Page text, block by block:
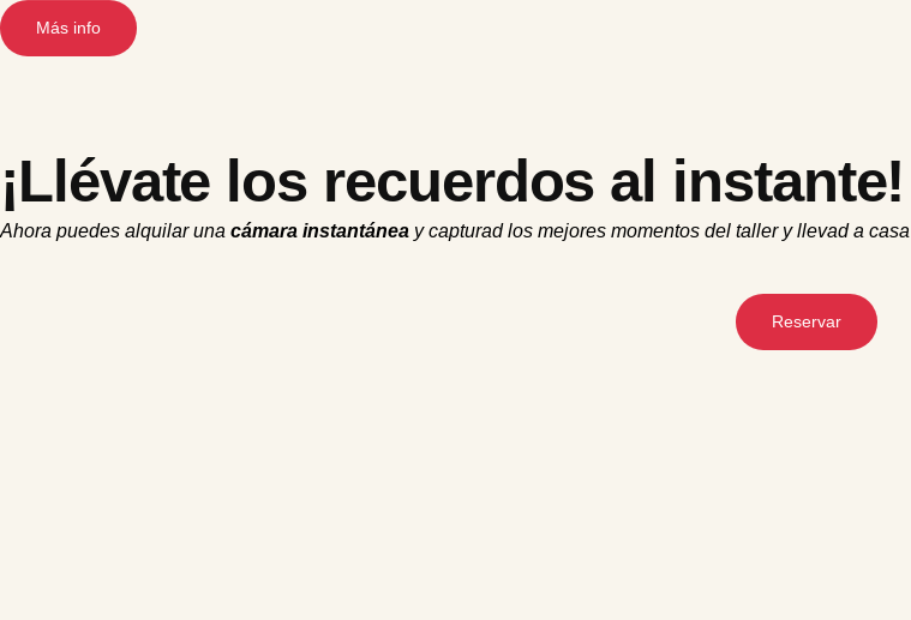
Más info
¡Llévate los recuerdos al instante!
Ahora puedes alquilar una cámara instantánea ycapturad los mejores momentos del taller yllevad a casa
Reservar